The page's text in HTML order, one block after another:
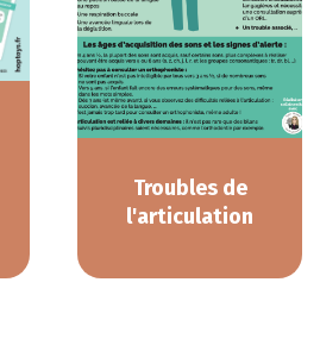
Troubles de
l'articulation